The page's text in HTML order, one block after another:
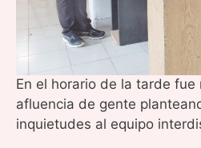
En el horario de la tarde fue
afluencia de gente
inquietudes al equipo